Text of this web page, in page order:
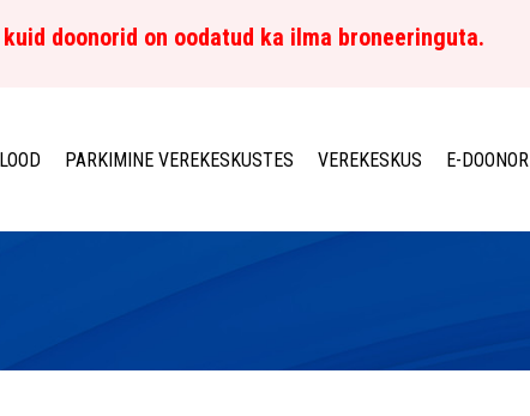
doonorid on oodatud ka ilma broneeringuta.
LOOD PARKIMINE VEREKESKUSTES VEREKESKUS E-DOONOR